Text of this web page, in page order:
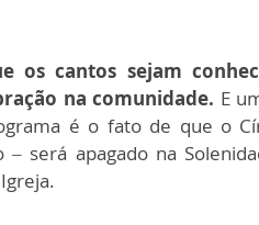
os cantos sejam
na comunidade. E
é o fato de que o
– será apagado na